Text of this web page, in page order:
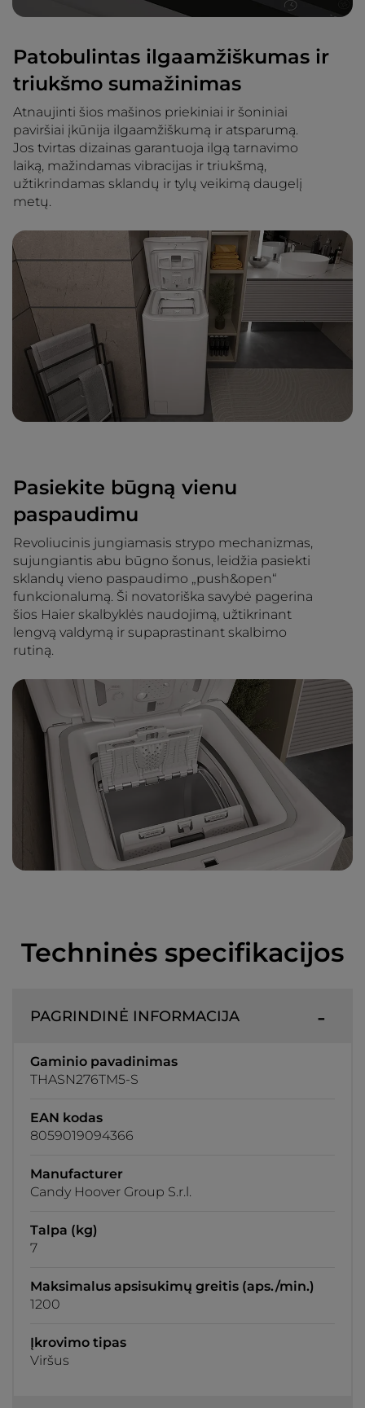
Patobulintas ilgaamžiškumas ir
triukšmo sumažinimas
Atnaujinti šios mašinos priekiniai ir šoniniai
paviršiai įkūnija ilgaamžiškumą ir atsparumą.
Jos tvirtas dizainas garantuoja ilgą tarnavimo
laiką, mažindamas vibracijas ir triukšmą,
užtikrindamas sklandų ir tylų veikimą daugelį
metų.
Pasiekite būgną vienu
paspaudimu
Revoliucinis jungiamasis strypo mechanizmas,
sujungiantis abu būgno šonus, leidžia pasiekti
sklandų vieno paspaudimo „push&open“
funkcionalumą. Ši novatoriška savybė pagerina
šios Haier skalbyklės naudojimą, užtikrinant
lengvą valdymą ir supaprastinant skalbimo
rutiną.
Techninės specifikacijos
PAGRINDINĖ INFORMACIJA
Gaminio pavadinimas
THASN276TM5-S
EAN kodas
8059019094366
Manufacturer
Candy Hoover Group S.r.l.
Talpa (kg)
7
Maksimalus apsisukimų greitis (aps./min.)
1200
Įkrovimo tipas
Viršus